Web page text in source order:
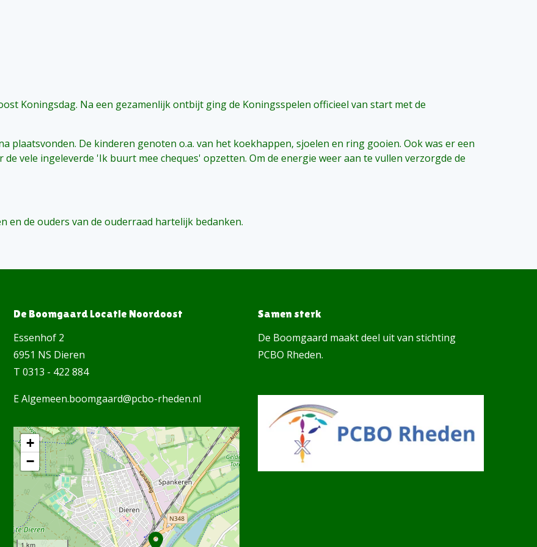
Koningsdag. Na een gezamenlijk ontbijt ging de Koningsspelen officieel van start met de
plaatsvonden. De kinderen genoten o.a. van het koekhappen, sjoelen en ring gooien. Ook was er een
vele ingeleverde 'Ik buurt mee cheques' opzetten. Om de energie weer aan te vullen verzorgde de
en de ouders van de ouderraad hartelijk bedanken.
De Boomgaard Locatie Noordoost
Essenhof 2
6951 NS Dieren
T 0313 - 422 884
E Algemeen.boomgaard@pcbo-rheden.nl
+
−
1 km
Samen sterk
De Boomgaard maakt deel uit van stichting
PCBO Rheden.